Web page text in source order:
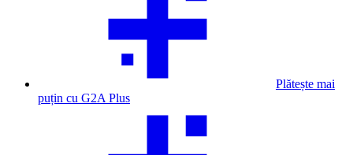
Plătește mai
puțin cu G2A Plus